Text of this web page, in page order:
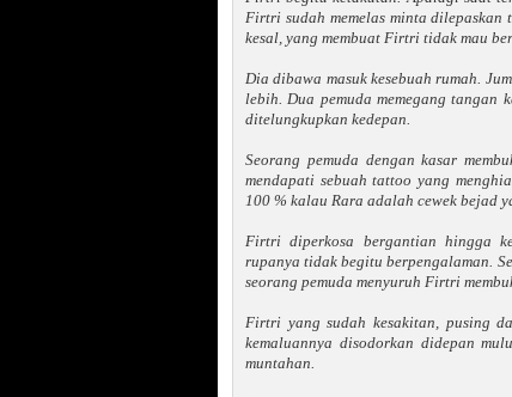
Firtri sudah memelas minta
kesal, yang membuat Firtri tidak mau
Dia dibawa masuk kesebuah rumah.
lebih. Dua pemuda memegang
ditelungkupkan kedepan.
Seorang pemuda dengan kasar
mendapati sebuah tattoo yang
100 % kalau Rara adalah cewek bejad
Firtri diperkosa bergantian hingga
rupanya tidak begitu berpengalaman.
seorang pemuda menyuruh Firtri
Firtri yang sudah kesakitan, pusing
kemaluannya disodorkan didepan
muntahan.